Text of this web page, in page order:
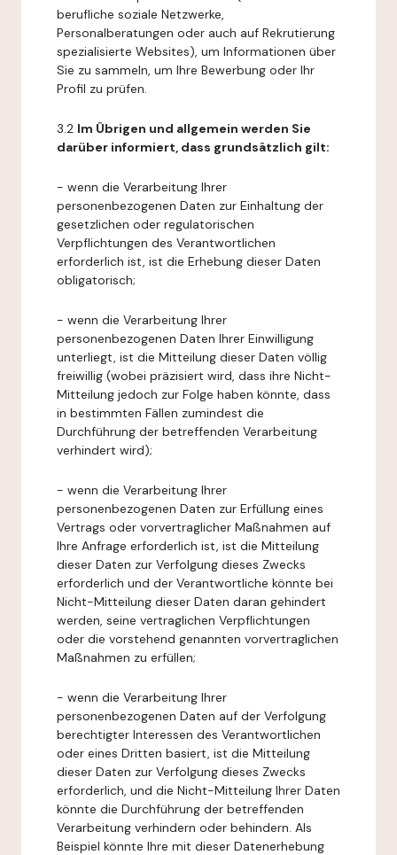
berufliche soziale Netzwerke,
Personalberatungen oder auch auf Rekrutierung
spezialisierte Websites), um Informationen über
Sie zu sammeln, um Ihre Bewerbung oder Ihr
Profil zu prüfen.
3.2 Im Übrigen und allgemein werden Sie
darüber informiert, dass grundsätzlich gilt:
- wenn die Verarbeitung Ihrer
personenbezogenen Daten zur Einhaltung der
gesetzlichen oder regulatorischen
Verpflichtungen des Verantwortlichen
erforderlich ist, ist die Erhebung dieser Daten
obligatorisch;
- wenn die Verarbeitung Ihrer
personenbezogenen Daten Ihrer Einwilligung
unterliegt, ist die Mitteilung dieser Daten völlig
freiwillig (wobei präzisiert wird, dass ihre Nicht-
Mitteilung jedoch zur Folge haben könnte, dass
in bestimmten Fällen zumindest die
Durchführung der betreffenden Verarbeitung
verhindert wird);
- wenn die Verarbeitung Ihrer
personenbezogenen Daten zur Erfüllung eines
Vertrags oder vorvertraglicher Maßnahmen auf
Ihre Anfrage erforderlich ist, ist die Mitteilung
dieser Daten zur Verfolgung dieses Zwecks
erforderlich und der Verantwortliche könnte bei
Nicht-Mitteilung dieser Daten daran gehindert
werden, seine vertraglichen Verpflichtungen
oder die vorstehend genannten vorvertraglichen
Maßnahmen zu erfüllen;
- wenn die Verarbeitung Ihrer
personenbezogenen Daten auf der Verfolgung
berechtigter Interessen des Verantwortlichen
oder eines Dritten basiert, ist die Mitteilung
dieser Daten zur Verfolgung dieses Zwecks
erforderlich, und die Nicht-Mitteilung Ihrer Daten
könnte die Durchführung der betreffenden
Verarbeitung verhindern oder behindern. Als
Beispiel könnte Ihre mit dieser Datenerhebung